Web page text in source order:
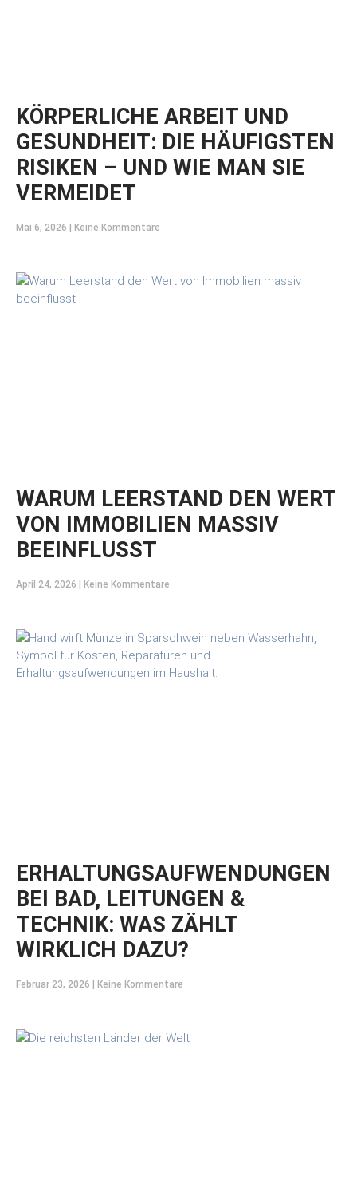
KÖRPERLICHE ARBEIT UND
GESUNDHEIT: DIE HÄUFIGSTEN
RISIKEN – UND WIE MAN SIE
VERMEIDET
Mai 6, 2026 Keine Kommentare
WARUM LEERSTAND DEN WERT
VON IMMOBILIEN MASSIV
BEEINFLUSST
April 24, 2026 Keine Kommentare
ERHALTUNGSAUFWENDUNGEN
BEI BAD, LEITUNGEN &
TECHNIK: WAS ZÄHLT
WIRKLICH DAZU?
Februar 23, 2026 Keine Kommentare